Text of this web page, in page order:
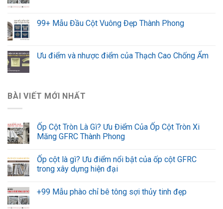
99+ Mẫu Đầu Cột Vuông Đẹp Thành Phong
Ưu điểm và nhược điểm của Thạch Cao Chống Ẩm
BÀI VIẾT MỚI NHẤT
Ốp Cột Tròn Là Gì? Ưu Điểm Của Ốp Cột Tròn Xi
Măng GFRC Thành Phong
Ốp cột là gì? Ưu điểm nổi bật của ốp cột GFRC
trong xây dựng hiện đại
+99 Mẫu phào chỉ bê tông sợi thủy tinh đẹp